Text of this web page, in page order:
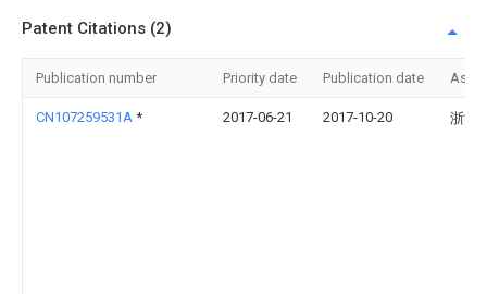
Patent Citations (2)
Publication number Priority date Publication date
CN107259531A * 2017-06-21 2017-10-20 浙江